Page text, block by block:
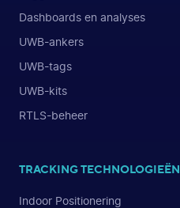
Dashboards en analyses
UWB-ankers
UWB-tags
UWB-kits
RTLS-beheer
TRACKING TECHNOLOGIEËN
Indoor Positionering